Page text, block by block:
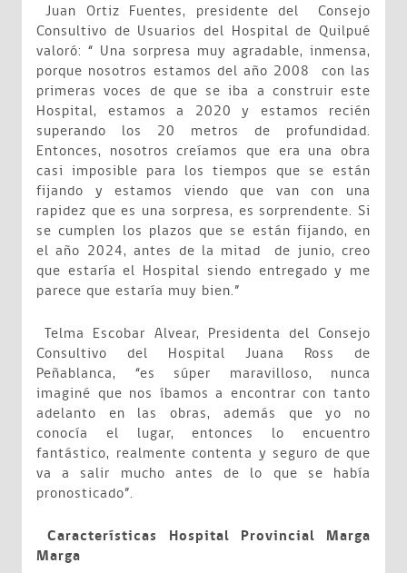
Juan Ortiz Fuentes, presidente del Consejo
Consultivo de Usuarios del Hospital de Quilpué
valoró: “ Una sorpresa muy agradable, inmensa,
porque nosotros estamos del año 2008 con las
primeras voces de que se iba a construir este
Hospital, estamos a 2020 y estamos recién
superando los 20 metros de profundidad.
Entonces, nosotros creíamos que era una obra
casi imposible para los tiempos que se están
fijando y estamos viendo que van con una
rapidez que es una sorpresa, es sorprendente. Si
se cumplen los plazos que se están fijando, en
el año 2024, antes de la mitad de junio, creo
que estaría el Hospital siendo entregado y me
parece que estaría muy bien.”
Telma Escobar Alvear, Presidenta del Consejo
Consultivo del Hospital Juana Ross de
Peñablanca, “es súper maravilloso, nunca
imaginé que nos íbamos a encontrar con tanto
adelanto en las obras, además que yo no
conocía el lugar, entonces lo encuentro
fantástico, realmente contenta y seguro de que
va a salir mucho antes de lo que se había
pronosticado”.
Características Hospital Provincial Marga
Marga